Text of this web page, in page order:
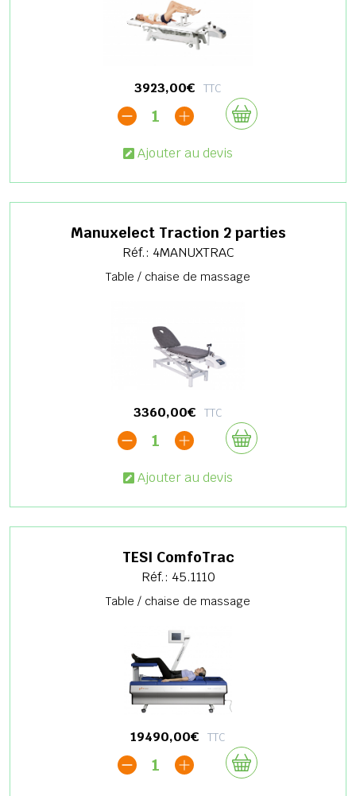
3923,00€ TTC
1
Ajouter au devis
Manuxelect Traction 2 parties
Réf.: 4MANUXTRAC
Table / chaise de massage
3360,00€ TTC
1
Ajouter au devis
TESI ComfoTrac
Réf.: 45.1110
Table / chaise de massage
19490,00€ TTC
1